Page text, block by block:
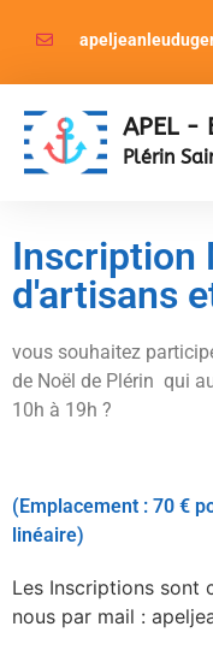
APEL -
Plérin
Inscription
d'artisans
vous souhaitez
de Noël de Plérin qui
10h à 19h ?
(Emplacement : 70 €
linéaire)
Les Inscriptions sont
nous par mail :